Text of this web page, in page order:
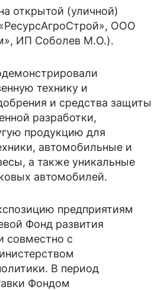
открытой (уличной)
ООО
ИП Соболев М.О.).
технику и
и средства защиты
разработки,
продукцию для
автомобильные и
а также уникальные
автомобилей.
предприятиям
Фонд развития
совместно с
В период
Фондом